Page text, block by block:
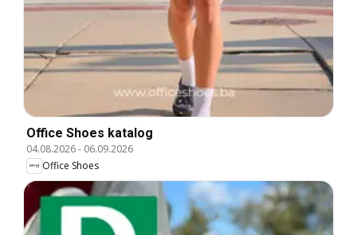
Office Shoes katalog
04.08.2026- 06.09.2026
Office Shoes